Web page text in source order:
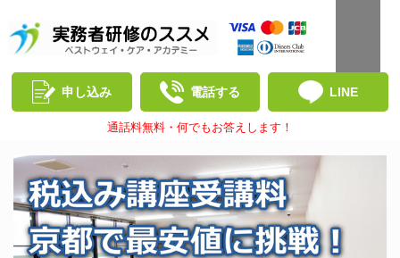
申し込み 電話する LINE
通話料無料・何でもお答えします！